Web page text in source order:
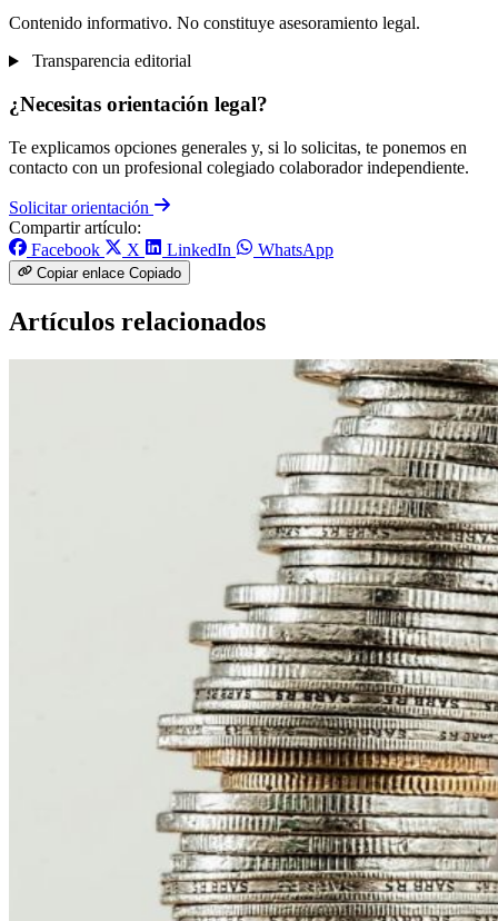
Contenido informativo. No constituye asesoramiento legal.
Transparencia editorial
¿Necesitas orientación legal?
Te explicamos opciones generales y, si lo solicitas, te ponemos en
contacto con un profesional colegiado colaborador independiente.
Solicitar orientación
Compartir artículo:
Facebook
X LinkedIn WhatsApp
Copiar enlace Copiado
Artículos relacionados